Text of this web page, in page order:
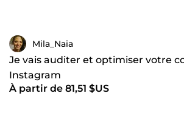
Mila_Naia
Je vais auditer et optimiser votre
Instagram
À partir de 81,51 $US